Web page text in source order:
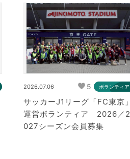
2026.07.06 5 ボランティア
サッカーJ1リーグ「FC東京」
運営ボランティア 2026／2
027シーズン会員募集